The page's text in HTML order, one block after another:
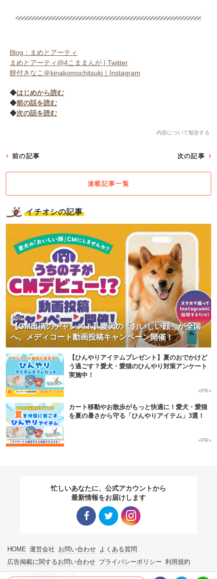
Blog：まめとアーティ
まめとアーティ@4こままんが | Twitter
餅付きなこ＠kinakomochitsuki｜Instagram
◆はじめから読む
◆前の話を読む
◆次の話を読む
内容について報告する
前の記事 次の記事
連載記事一覧
イチオシの記事
【CM出演のチャンス！】愛犬の「おいしい顔」が全国
へ。メディコート動画投稿キャンペーン開催！
<PR>
【ひんやりアイテムプレゼント】夏のおでかけど
う過ごす？愛犬・愛猫のひんやり対策アンケート
実施中！
<PR>
カート移動やお散歩がもっと快適に！愛犬・愛猫
を夏の暑さから守る「ひんやりアイテム」3選！
<PR>
忙しいあなたに、公式アカウントから
最新情報をお届けします
ク ク
HOME 運営会社 お問い合わせ よくある質問
広告掲載に関するお問い合わせ プライバシーポリシー 利用規約
リリースの送付はこちら